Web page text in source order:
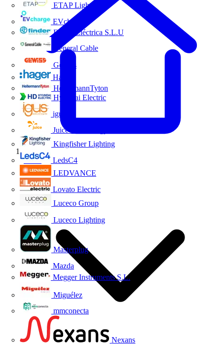
ETAP Lighting
EVcharge
Finder Eléctrica S.L.U
General Cable
Gewiss
Hager
HellermannTyton
Hyundai Electric
igus
Juice Technology
Kingfisher Lighting
LedsC4
LEDVANCE
Lovato Electric
Luceco Group
Luceco Lighting
Masterplug
Mazda
Megger Instruments S.L.
Miguélez
mmconecta
Nexans
Inicio